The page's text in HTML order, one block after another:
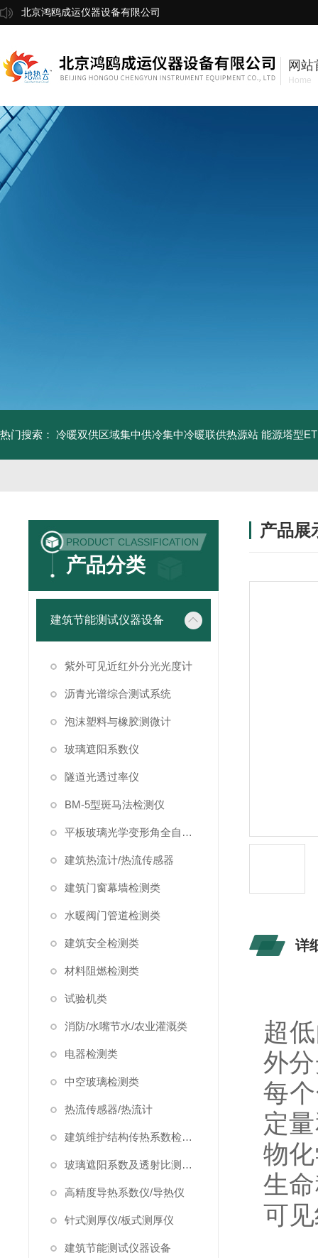
北京鸿鸥成运仪器设备有限公司
网站
Home
热门搜索： 冷暖双供区域集中供冷集中冷暖联供热源站 能源塔型
PRODUCT CLASSIFICATION
产品分类
建筑节能测试仪器设备
紫外可见近红外分光光度计
沥青光谱综合测试系统
泡沫塑料与橡胶测微计
玻璃遮阳系数仪
隧道光透过率仪
BM-5型斑马法检测仪
平板玻璃光学变形角全自动测试仪
建筑热流计/热流传感器
建筑门窗幕墙检测类
水暖阀门管道检测类
建筑安全检测类
材料阻燃检测类
试验机类
消防/水嘴节水/农业灌溉类
电器检测类
中空玻璃检测类
热流传感器/热流计
建筑维护结构传热系数检测仪/温度热流巡检仪
玻璃遮阳系数及透射比测定仪
高精度导热系数仪/导热仪
针式测厚仪/板式测厚仪
建筑节能测试仪器设备
产品展
详
超
外
每
定
物
生
可